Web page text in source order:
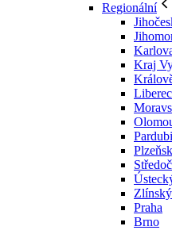
Regionální
Kraj
Praha
Brno